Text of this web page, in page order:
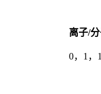
离子/
0，1，